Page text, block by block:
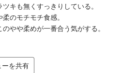
キも無くすっきりしている。
のモチモチ食感。
やや柔めが一番合う気がする。
ーを共有